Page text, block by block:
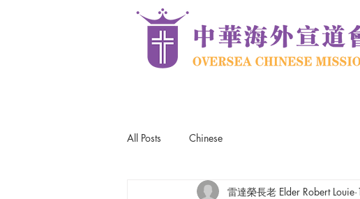
All Posts Chinese
雷達榮長老 Elder Robert Louie